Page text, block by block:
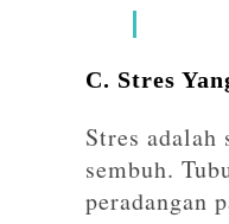
C. Stres
Stres
sembuh.
peradangan